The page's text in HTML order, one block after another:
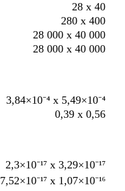
28 x 40
280 x 400
28 000 x 40 000
28 000 x 40 000
3,84×10⁻⁴ x 5,49×10⁻⁴
0,39 x 0,56
2,3×10⁻¹⁷ x 3,29×10⁻¹⁷
7,52×10⁻¹⁷ x 1,07×10⁻¹⁶